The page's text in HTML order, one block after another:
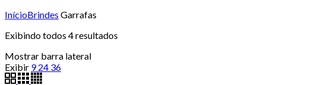
InícioBrindes Garrafas
Exibindo todos 4 resultados
Mostrar barra lateral
Exibir 9 24 36